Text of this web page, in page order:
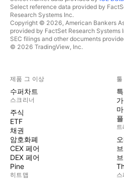
Select reference data provided by
Research Systems Inc.
Copyright © 2026, American Bankers
provided by FactSet Research Systems
SEC filings and other documents
© 2026 TradingView, Inc.
제품 그 이상
수퍼차트
스크리너
주식
ETF
채권
암호화폐
CEX 페어
DEX 페어
Pine
히트맵
트